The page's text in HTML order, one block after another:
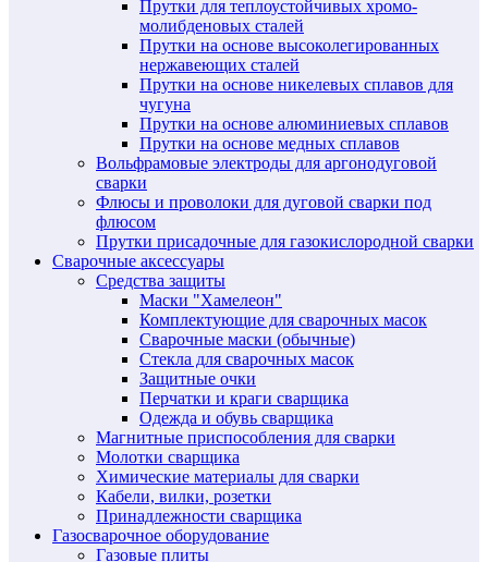
Прутки для теплоустойчивых хромо-
молибденовых сталей
Прутки на основе высоколегированных
нержавеющих сталей
Прутки на основе никелевых сплавов для
чугуна
Прутки на основе алюминиевых сплавов
Прутки на основе медных сплавов
Вольфрамовые электроды для аргонодуговой
сварки
Флюсы и проволоки для дуговой сварки под
флюсом
Прутки присадочные для газокислородной сварки
Сварочные аксессуары
Средства защиты
Маски "Хамелеон"
Комплектующие для сварочных масок
Сварочные маски (обычные)
Стекла для сварочных масок
Защитные очки
Перчатки и краги сварщика
Одежда и обувь сварщика
Магнитные приспособления для сварки
Молотки сварщика
Химические материалы для сварки
Кабели, вилки, розетки
Принадлежности сварщика
Газосварочное оборудование
Газовые плиты